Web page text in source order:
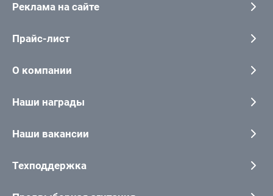
Реклама на сайте
Прайс-лист
О компании
Наши награды
Наши вакансии
Техподдержка